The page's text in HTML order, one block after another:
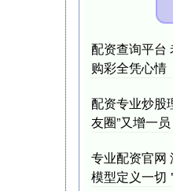
配资查询平台
购彩全凭心情
配资专业炒股
友圈”又增一员
专业配资官网
模型定义一切